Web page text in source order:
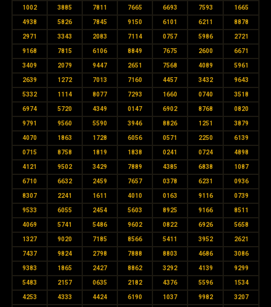
1002 3885 7811 7665 6693 7593 1665
4938 5826 7845 9150 6101 6211 8878
2971 3343 2083 7114 0757 5986 2721
9168 7815 6106 8849 7675 2600 6671
3409 2079 9447 2651 7568 4089 5961
2639 1272 7013 7160 4457 3432 9643
5332 1114 8077 7293 1660 0740 3518
6974 5720 4349 0147 6902 8768 0820
9791 9560 5590 3946 8826 1251 3879
4070 1863 1728 6056 0571 2250 6139
0715 8758 1819 1838 0241 0724 4898
4121 9502 3429 7889 4385 6838 1087
6710 6632 2459 7657 0378 6231 0936
8307 2241 1611 4010 0163 9116 0739
9533 6055 2454 5603 8925 9166 8511
4069 5741 5486 9602 0822 6926 5658
1327 9020 7185 8566 5411 3952 2621
7437 9824 2798 7888 8803 4686 3086
9383 1865 2427 8862 3292 4139 9299
5483 2157 0635 2182 4376 5596 1534
4253 4333 4424 6190 1037 9982 3207